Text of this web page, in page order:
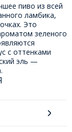
пиво из всей
ламбика,
Это
зеленого
с оттенками
эль —